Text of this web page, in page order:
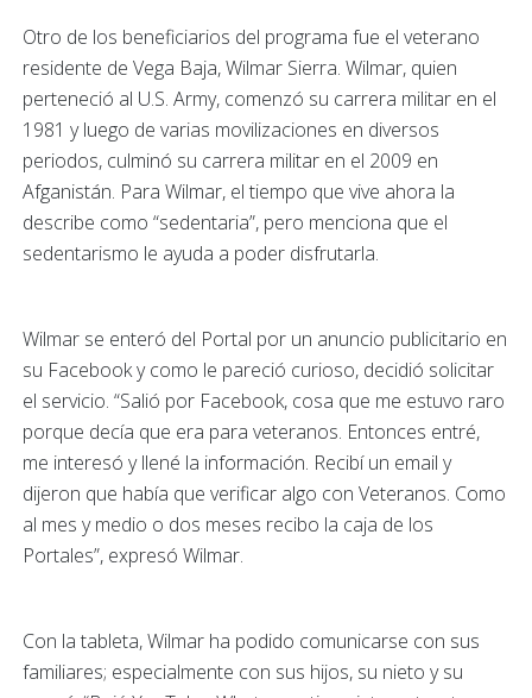
Otro de los beneficiarios del programa fue el veterano
residente de Vega Baja, Wilmar Sierra. Wilmar, quien
perteneció al U.S. Army, comenzó su carrera militar en el
1981 y luego de varias movilizaciones en diversos
periodos, culminó su carrera militar en el 2009 en
Afganistán. Para Wilmar, el tiempo que vive ahora la
describe como “sedentaria”, pero menciona que el
sedentarismo le ayuda a poder disfrutarla.
Wilmar se enteró del Portal por un anuncio publicitario en
su Facebook y como le pareció curioso, decidió solicitar
el servicio. “Salió por Facebook, cosa que me estuvo raro
porque decía que era para veteranos. Entonces entré,
me interesó y llené la información. Recibí un email y
dijeron que había que verificar algo con Veteranos. Como
al mes y medio o dos meses recibo la caja de los
Portales”, expresó Wilmar.
Con la tableta, Wilmar ha podido comunicarse con sus
familiares; especialmente con sus hijos, su nieto y su